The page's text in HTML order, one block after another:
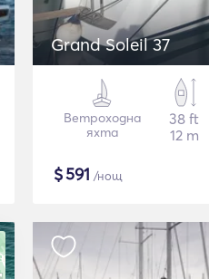
Grand Soleil 37
Ветроходна
яхта
38 ft
12 m
$591 /нощ